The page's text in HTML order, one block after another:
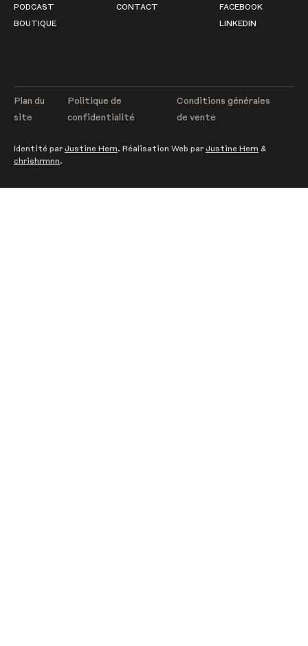
PODCAST
BOUTIQUE
CONTACT
FACEBOOK
LINKEDIN
Plan du
site
Politique de
confidentialité
Conditions générales
de vente
Identité parJustine Hern. Réalisation Web parJustine Hern &
chrishrmnn.